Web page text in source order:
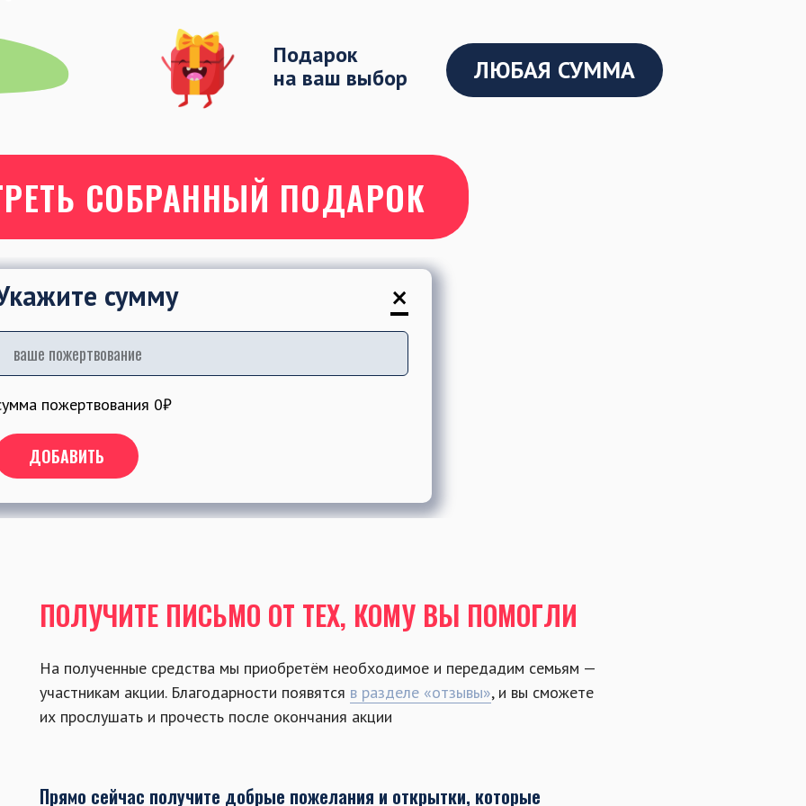
Подарок
на ваш выбор
СОБРАННЫЙ ПОДАРОК
ЛЮБАЯ СУММА
сумму
пожертвования 0₽
ДОБАВИТЬ
×
ПОЛУЧИТЕ ПИСЬМО ОТ ТЕХ, КОМУ ВЫ ПОМОГЛИ
На полученные средства мы приобретём необходимое и передадим семьям —
участникам акции. Благодарности появятся в разделе «отзывы», и вы сможете
их прослушать и прочесть после окончания акции
Прямо сейчас получите добрые пожелания и открытки, которые